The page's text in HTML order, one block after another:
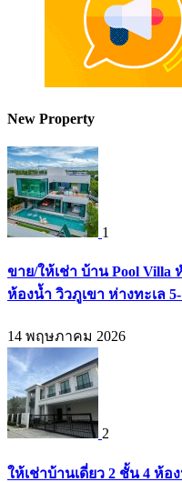
New Property
1
ขาย/ให้เช่า บ้าน Pool Villa
ห้องน้ำ วิวภูเขา ห่างทะเล
14 พฤษภาคม 2026
2
ให้เช่าบ้านเดี่ยว 2 ชั้น 4 ห้อ